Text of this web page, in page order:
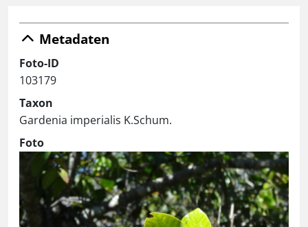
Metadaten
Foto-ID
103179
Taxon
Gardenia imperialis K.Schum.
Foto